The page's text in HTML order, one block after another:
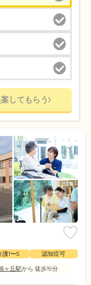
してもらう
護1〜5
認知症可
ヶ丘駅から 徒歩19分